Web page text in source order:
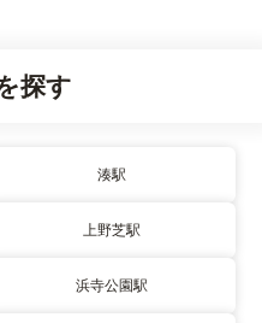
探す
湊駅
上野芝駅
浜寺公園駅